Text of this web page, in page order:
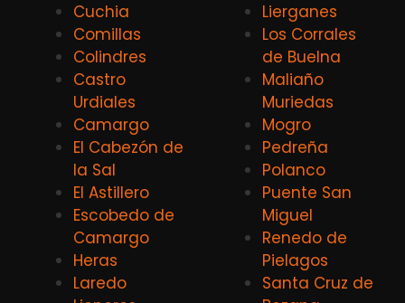
Cuchia
Comillas
Colindres
Castro
Urdiales
Camargo
El Cabezón de
la Sal
El Astillero
Escobedo de
Camargo
Heras
Laredo
Lierganes
Los Corrales
de Buelna
Maliaño
Muriedas
Mogro
Pedreña
Polanco
Puente San
Miguel
Renedo de
Pielagos
Santa Cruz de